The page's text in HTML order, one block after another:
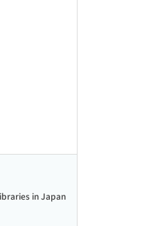
in Japan